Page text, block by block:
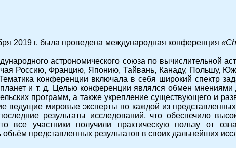
2019 г. была проведена международная конференция
астрономического союза по вычислительной
Россию, Францию, Японию, Тайвань, Канаду, Польшу,
конференции включала в себя широкий спектр
и т. д. Целью конференции являлся обмен мнениями
программ, а также укрепление существующего и
ведущие мировые эксперты по каждой из
результаты исследований, что обеспечило
все участники получили практическую пользу от
представленных результатов в своих дальнейших